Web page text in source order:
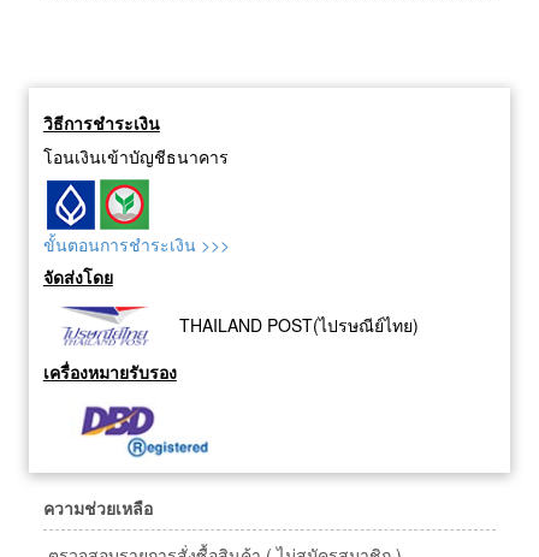
วิธีการชำระเงิน
โอนเงินเข้าบัญชีธนาคาร
ขั้นตอนการชำระเงิน >>>
จัดส่งโดย
THAILAND POST(ไปรษณีย์ไทย)
เครื่องหมายรับรอง
ความช่วยเหลือ